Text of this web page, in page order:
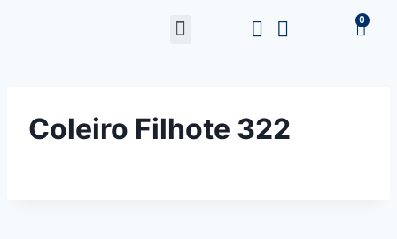
Coleiro Filhote 322